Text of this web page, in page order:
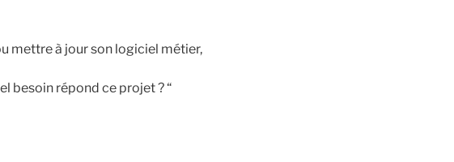
mettre à jour son logiciel métier,
besoin répond ce projet ? “